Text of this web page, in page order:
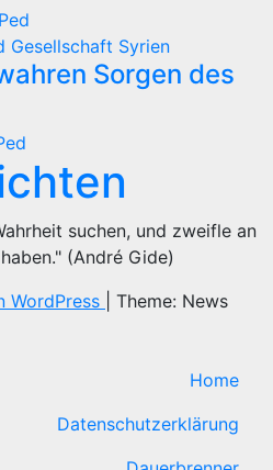
Ped
Gesellschaft Syrien
Sorgen des
suchen, und zweifle an
(André Gide)
WordPress
Theme: News
Home
Datenschutzerklärung